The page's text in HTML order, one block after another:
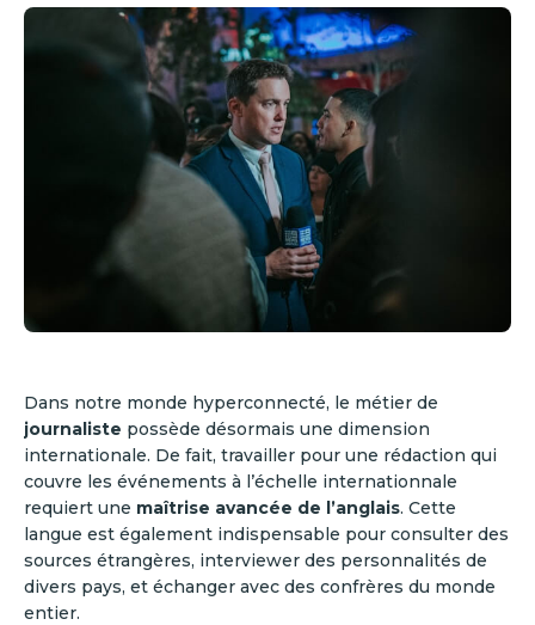
Dans notre monde hyperconnecté, le métier de
journaliste possède désormais une dimension
internationale. De fait, travailler pour une rédaction qui
couvre les événements à l’échelle internationnale
requiert une maîtrise avancée de l’anglais. Cette
langue est également indispensable pour consulter des
sources étrangères, interviewer des personnalités de
divers pays, et échanger avec des confrères du monde
entier.